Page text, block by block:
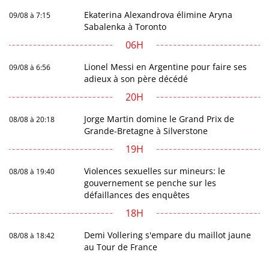
09/08 à 7:15
Ekaterina Alexandrova élimine Aryna
Sabalenka à Toronto
06H
09/08 à 6:56
Lionel Messi en Argentine pour faire ses
adieux à son père décédé
20H
08/08 à 20:18
Jorge Martin domine le Grand Prix de
Grande-Bretagne à Silverstone
19H
08/08 à 19:40
Violences sexuelles sur mineurs: le
gouvernement se penche sur les
défaillances des enquêtes
18H
08/08 à 18:42
Demi Vollering s'empare du maillot jaune
au Tour de France